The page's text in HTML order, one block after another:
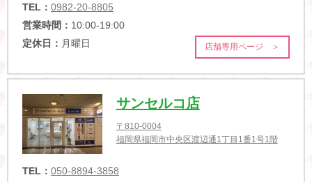
TEL： 0982-20-8805
営業時間： 10:00-19:00
定休日： 月曜日 店舗専用ページ ＞
サンセルコ店
〒810-0004
福岡県福岡市中央区渡辺通1丁目1番1号1階
TEL： 050-8894-3858